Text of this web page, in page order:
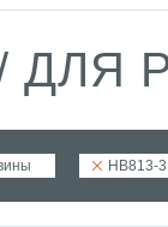
ДЛЯ
HB813-3